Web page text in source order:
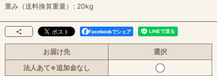
重み（送料換算重量） : 20kg
Facebookでシェア
お届け先
選択
法人あて※追加金なし